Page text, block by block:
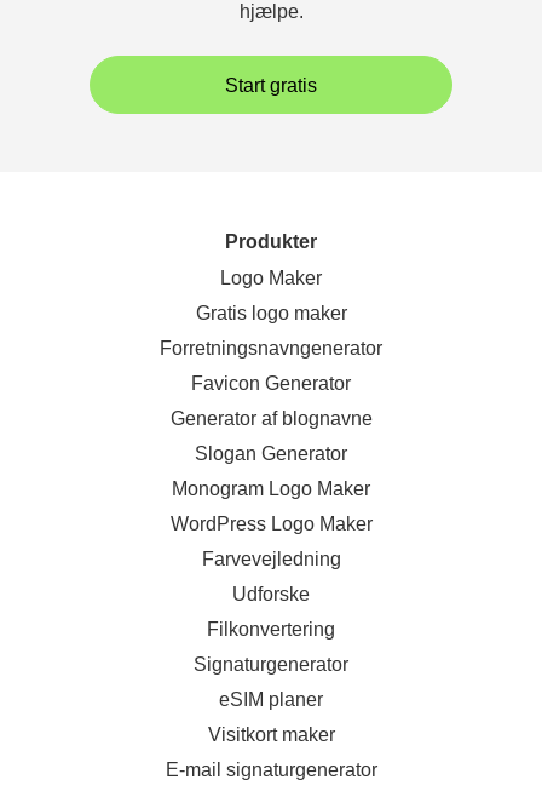
hjælpe.
Start gratis
Produkter
Logo Maker
Gratis logo maker
Forretningsnavngenerator
Favicon Generator
Generator af blognavne
Slogan Generator
Monogram Logo Maker
WordPress Logo Maker
Farvevejledning
Udforske
Filkonvertering
Signaturgenerator
eSIM planer
Visitkort maker
E-mail signaturgenerator